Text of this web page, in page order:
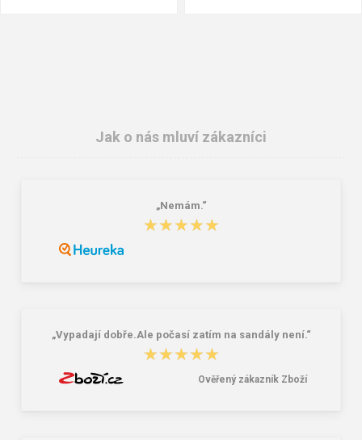
VM Footwear 3900 Čistící houba na
39,00 Kč
Jak o nás mluví zákazníci
„Nemám.“
★★★★★
★★★★★
„Vypadají dobře.Ale počasí zatím na sandály není.“
★★★★★
★★★★★
Ověřený zákazník Zboží